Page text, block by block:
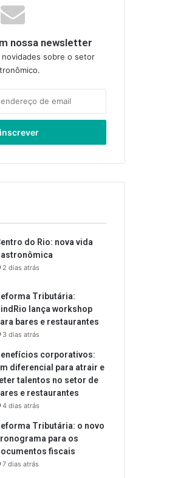
nossa newsletter
novidades sobre o setor
do Rio: nova vida
2 dias atrás
Tributária:
lança workshop
bares e restaurantes
3 dias atrás
corporativos:
diferencial para atrair e
talentos no setor de
e restaurantes
4 dias atrás
Tributária: o novo
para os
fiscais
7 dias atrás